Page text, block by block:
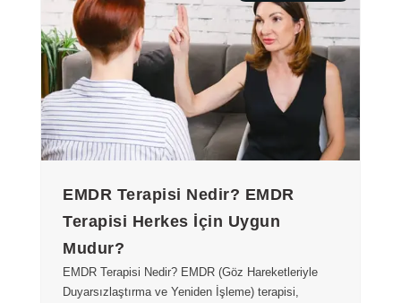
EMDR Terapisi Nedir? EMDR
Terapisi Herkes İçin Uygun
Mudur?
EMDR Terapisi Nedir? EMDR (Göz Hareketleriyle
Duyarsızlaştırma ve Yeniden İşleme) terapisi,